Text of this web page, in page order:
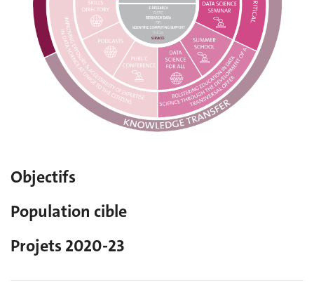
Objectifs
Population cible
Projets 2020-23